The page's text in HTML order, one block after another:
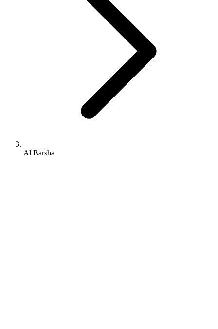
Al Barsha